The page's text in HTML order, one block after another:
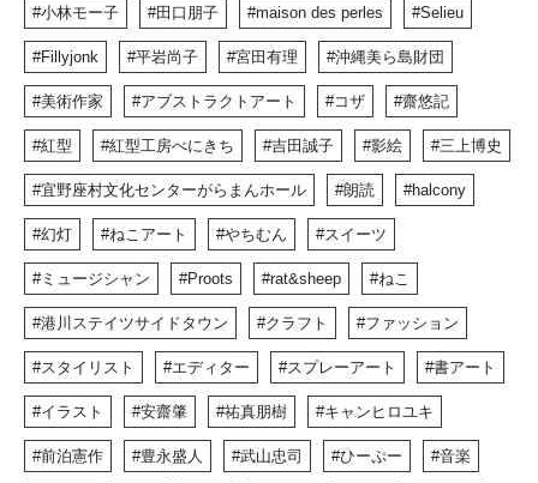
小林モー子 田口朋子 maison des perles Selieu
Fillyjonk 平岩尚子 宮田有理 沖縄美ら島財団
美術作家 アブストラクトアート コザ 齋悠記
紅型 紅型工房べにきち 吉田誠子 影絵 三上博史
宜野座村文化センターがらまんホール 朗読 halcony
幻灯 ねこアート やちむん スイーツ
ミュージシャン Proots rat&sheep ねこ
港川ステイツサイドタウン クラフト ファッション
スタイリスト エディター スプレーアート 書アート
イラスト 安齋肇 祐真朋樹 キャンヒロユキ
前泊憲作 豊永盛人 武山忠司 ひーぷー 音楽